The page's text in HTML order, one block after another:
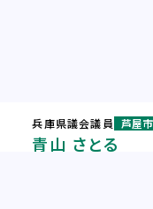
兵庫県議会議員 芦屋市
青山 さとる